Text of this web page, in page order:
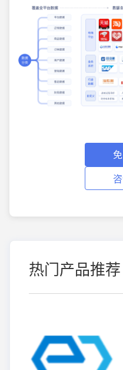
热门产品推荐